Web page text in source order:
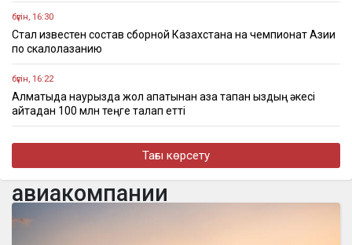
бүгін, 16:30
Стал известен состав сборной Казахстана на чемпионат Азии
по скалолазанию
бүгін, 16:22
Алматыда наурызда жол апатынан қаза тапқан қыздың әкесі
қайтадан 100 млн теңге талап етті
бүгін, 16:00
Доллар еще на 2 тенге снизился
бүгін, 15:55
Астанада шалшық суға түскен екі ер адам қамауға алынды
Тағы көрсету
авиакомпании